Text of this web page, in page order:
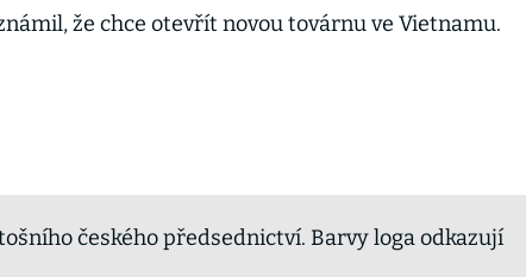
že chce otevřít novou továrnu ve Vietnamu.
českého předsednictví. Barvy loga odkazují